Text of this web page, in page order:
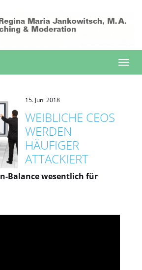
15. Juni 2018
WEIBLICHE CEOS
WERDEN
HÄUFIGER
ATTACKIERT
Balance wesentlich für